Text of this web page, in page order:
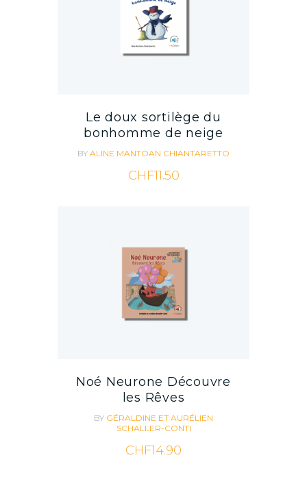
Le doux sortilège du
bonhomme de neige
BY ALINE MANTOAN CHIANTARETTO
CHF11.50
Noé Neurone Découvre
les Rêves
BY GÉRALDINE ET AURÉLIEN
SCHALLER-CONTI
CHF14.90